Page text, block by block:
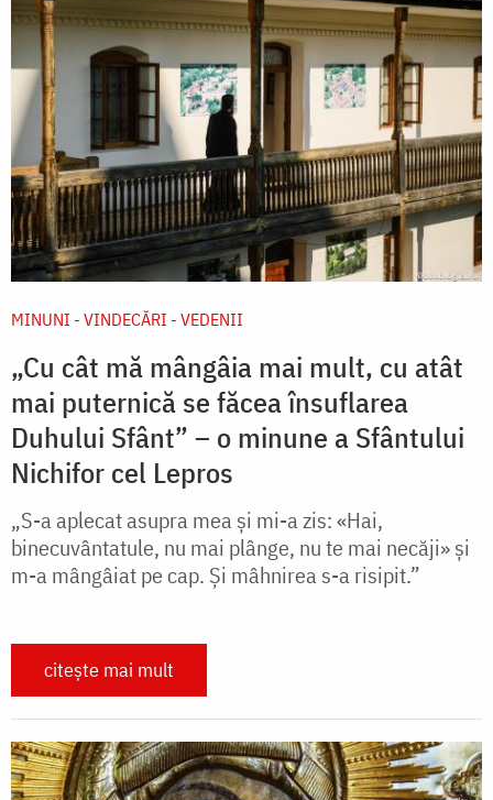
MINUNI - VINDECĂRI - VEDENII
„Cu cât mă mângâia mai mult, cu atât
mai puternică se făcea însuflarea
Duhului Sfânt” – o minune a Sfântului
Nichifor cel Lepros
„S-a aplecat asupra mea și mi-a zis: «Hai,
binecuvântatule, nu mai plânge, nu te mai necăji» și
m-a mângâiat pe cap. Și mâhnirea s-a risipit.”
citește mai mult